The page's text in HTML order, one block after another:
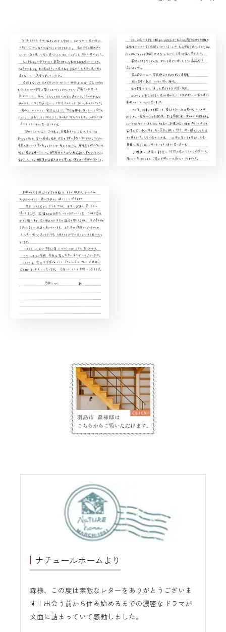
ナチュールホームより
森様、この度は素敵なレターをありがとうございま
す！出会う前から住み始めるまでの濃密なドラマが
文面に詰まっていて感動しました。